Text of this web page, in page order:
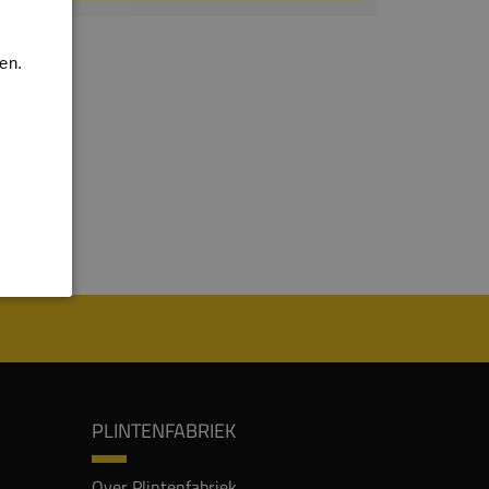
PLINTENFABRIEK